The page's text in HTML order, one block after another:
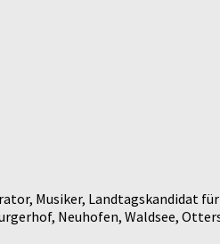
Musiker, Landtagskandidat
Neuhofen, Waldsee,